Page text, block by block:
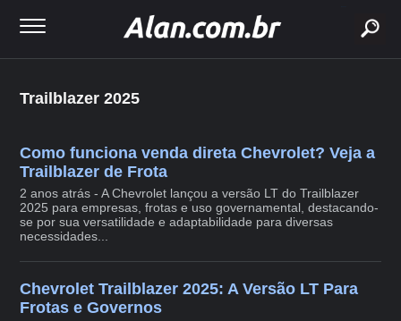
Trailblazer 2025
Como funciona venda direta Chevrolet? Veja a
Trailblazer de Frota
2 anos atrás - A Chevrolet lançou a versão LT do Trailblazer
2025 para empresas, frotas e uso governamental, destacando-
se por sua versatilidade e adaptabilidade para diversas
necessidades...
Chevrolet Trailblazer 2025: A Versão LT Para
Frotas e Governos